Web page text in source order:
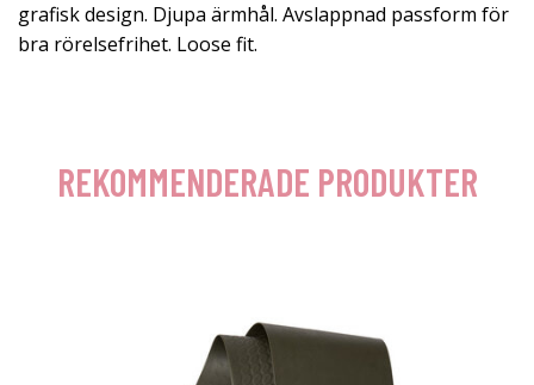
grafisk design. Djupa ärmhål. Avslappnad passform för
bra rörelsefrihet. Loose fit.
REKOMMENDERADE PRODUKTER